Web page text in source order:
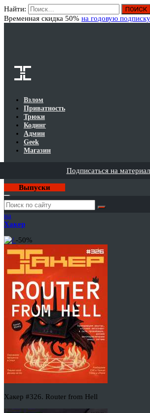
Найти:
Временная скидка 50% на годовую подписку
Взлом
Приватность
Трюки
Кодинг
Админ
Geek
Магазин
Подписаться на
Выпуски
Годовая
подписка
на
Хакер
-50%
Хакер #326. Router from Hell